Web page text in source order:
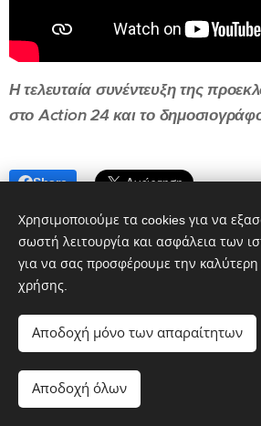
Η τελευταία συνέντευξη της
στο Action 24 και το
Share
Λαϊκή Συσπείρωση Αθήνας ©
Χρησιμοποιούμε τα cookies για να
σωστή λειτουργία και ασφάλεια των
για να σας προσφέρουμε την καλύτερη
χρήσης.
Αποδοχή μόνο των απαραίτητων
Αποδοχή όλων